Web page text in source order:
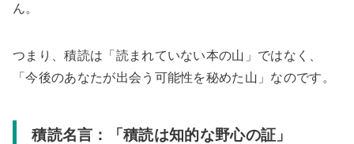
ん。
つまり、積読は「読まれていない本の山」ではなく、
「今後のあなたが出会う可能性を秘めた山」なのです。
積読名言：「積読は知的な野心の証」